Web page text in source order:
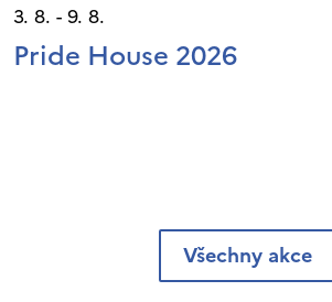
3. 8. - 9. 8.
Pride House 2026
Všechny akce